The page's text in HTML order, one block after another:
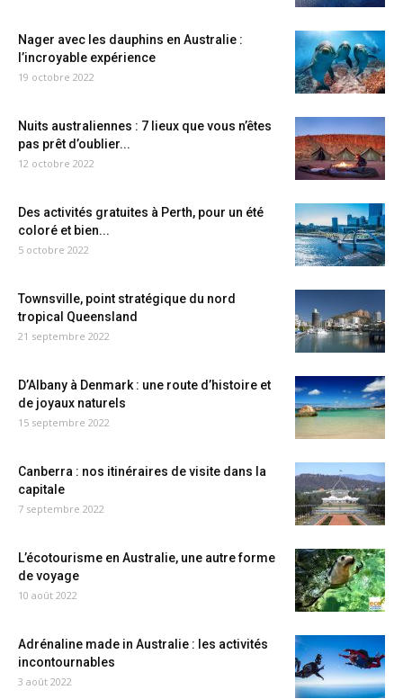
Nager avec les dauphins en Australie :
l’incroyable expérience
19 octobre 2022
Nuits australiennes : 7 lieux que vous n’êtes
pas prêt d’oublier...
12 octobre 2022
Des activités gratuites à Perth, pour un été
coloré et bien...
5 octobre 2022
Townsville, point stratégique du nord
tropical Queensland
21 septembre 2022
D’Albany à Denmark : une route d’histoire et
de joyaux naturels
15 septembre 2022
Canberra : nos itinéraires de visite dans la
capitale
7 septembre 2022
L’écotourisme en Australie, une autre forme
de voyage
10 août 2022
Adrénaline made in Australie : les activités
incontournables
3 août 2022